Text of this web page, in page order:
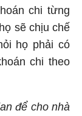
chi từng
sẽ chịu chế
họ phải có
chi theo
để cho nhà